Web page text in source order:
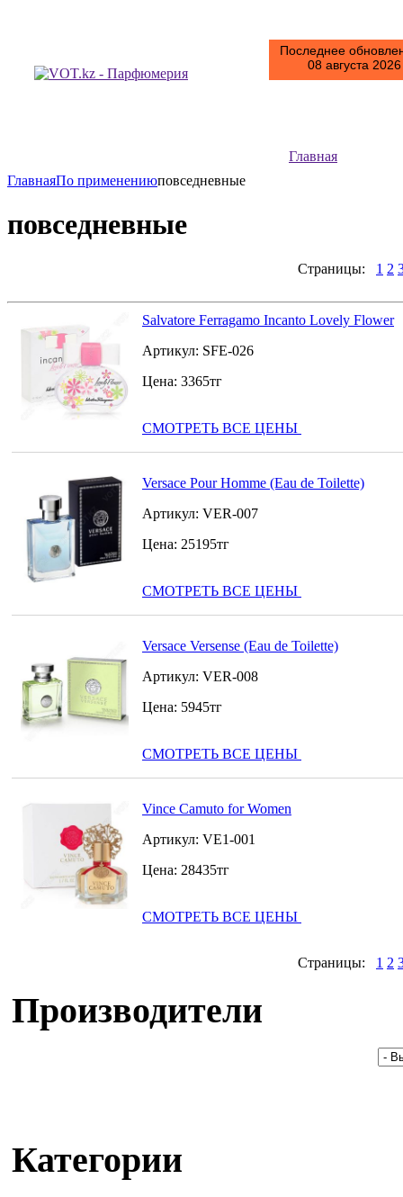
Последнее
08 августа
Главная
ГлавнаяПо применениюповседневные
повседневные
Страницы: 1 2
Salvatore Ferragamo Incanto Lovely Flower
Артикул: SFE-026
Цена: 3365тг
СМОТРЕТЬ ВСЕ ЦЕНЫ
Versace Pour Homme (Eau de Toilette)
Артикул: VER-007
Цена: 25195тг
СМОТРЕТЬ ВСЕ ЦЕНЫ
Versace Versense (Eau de Toilette)
Артикул: VER-008
Цена: 5945тг
СМОТРЕТЬ ВСЕ ЦЕНЫ
Vince Camuto for Women
Артикул: VE1-001
Цена: 28435тг
СМОТРЕТЬ ВСЕ ЦЕНЫ
Страницы: 1 2
Производители
Категории